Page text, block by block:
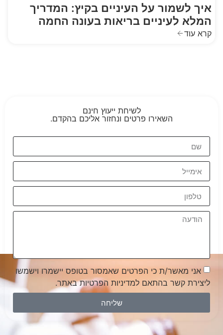
איך לשמור על העיניים בקיץ: המדריך
המלא לעיניים בריאות בעונה החמה
קרא עוד
לשיחת ייעוץ חינם
השאירו פרטים ונחזור אליכם בהקדם.
אני מאשר/ת כי הפרטים שאמסור בטופס יישמרו וישמשו
ליצירת קשר בהתאם למדיניות הפרטיות באתר.
שליחה